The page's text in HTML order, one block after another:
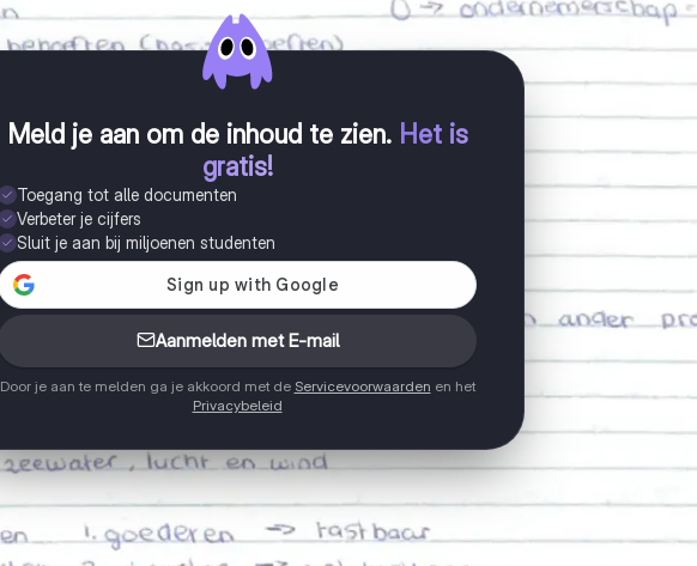
Meld je aan om de inhoud te zien. Het is
gratis!
Toegang tot alle documenten
Verbeter je cijfers
Sluit je aan bij miljoenen studenten
Aanmelden met E-mail
Door je aan te melden ga je akkoord met de Servicevoorwaarden en het
Privacybeleid